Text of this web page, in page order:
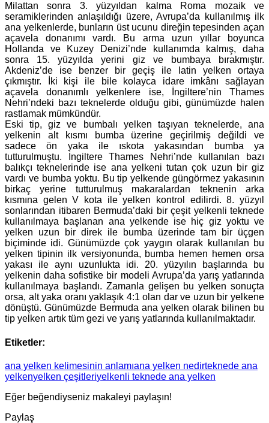
Milattan sonra 3. yüzyıldan kalma Roma mozaik ve
seramiklerinden anlaşıldığı üzere, Avrupa’da kullanılmış ilk
ana yelkenlerde, bunların üst ucunu direğin tepesinden açan
açavela donanımı vardı. Bu arma uzun yıllar boyunca
Hollanda ve Kuzey Denizi’nde kullanımda kalmış, daha
sonra 15. yüzyılda yerini giz ve bumbaya bırakmıştır.
Akdeniz’de ise benzer bir geçiş ile latin yelken ortaya
çıkmıştır. İki kişi ile bile kolayca idare imkânı sağlayan
açavela donanımlı yelkenlere ise, İngiltere’nin Thames
Nehri’ndeki bazı teknelerde olduğu gibi, günümüzde halen
rastlamak mümkündür.
Eski tip, giz ve bumbalı yelken taşıyan teknelerde, ana
yelkenin alt kısmı bumba üzerine geçirilmiş değildi ve
sadece ön yaka ile ıskota yakasından bumba ya
tutturulmuştu. İngiltere Thames Nehri’nde kullanılan bazı
balıkçı teknelerinde ise ana yelkeni tutan çok uzun bir giz
vardı ve bumba yoktu. Bu tip yelkende güngörmez yakasının
birkaç yerine tutturulmuş makaralardan teknenin arka
kısmına gelen V kota ile yelken kontrol edilirdi. 8. yüzyıl
sonlarından itibaren Bermuda’daki bir çeşit yelkenli teknede
kullanılmaya başlanan ana yelkende ise hiç giz yoktu ve
yelken uzun bir direk ile bumba üzerinde tam bir üçgen
biçiminde idi. Günümüzde çok yaygın olarak kullanılan bu
yelken tipinin ilk versiyonunda, bumba hemen hemen orsa
yakası ile aynı uzunlukta idi. 20. yüzyılın başlarında bu
yelkenin daha sofistike bir modeli Avrupa’da yarış yatlarında
kullanılmaya başlandı. Zamanla gelişen bu yelken sonuçta
orsa, alt yaka oranı yaklaşık 4:1 olan dar ve uzun bir yelkene
dönüştü. Günümüzde Bermuda ana yelken olarak bilinen bu
tip yelken artık tüm gezi ve yarış yatlarında kullanılmaktadır.
Etiketler:
ana yelken kelimesinin anlamıana yelken nedirteknede ana
yelkenyelken çeşitleriyelkenli teknede ana yelken
Eğer beğendiyseniz makaleyi paylaşın!
Paylaş